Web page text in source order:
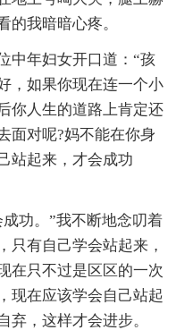
的我暗暗心疼。
中年妇女开口道：“孩
，如果你现在连一个小
你人生的道路上肯定还
面对呢?妈不能在你身
站起来，才会成功
功。”我不断地念叨着
只有自己学会站起来，
在只不过是区区的一次
现在应该学会自己站起
弃，这样才会进步。